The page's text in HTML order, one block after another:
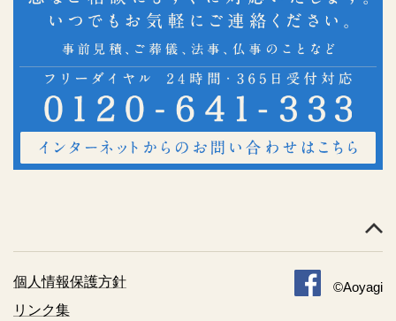
個人情報保護方針
リンク集
©Aoyagi